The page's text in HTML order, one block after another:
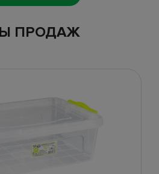
ПРОДАЖ